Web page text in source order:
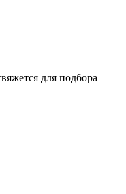
для подбора